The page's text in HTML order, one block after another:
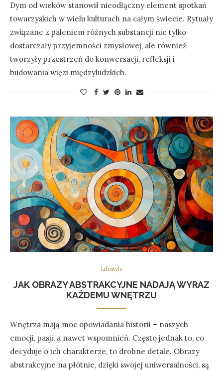
Dym od wieków stanowił nieodłączny element spotkań
towarzyskich w wielu kulturach na całym świecie. Rytuały
związane z paleniem różnych substancji nie tylko
dostarczały przyjemności zmysłowej, ale również
tworzyły przestrzeń do konwersacji, refleksji i
budowania więzi międzyludzkich.
Lifestyle
JAK OBRAZY ABSTRAKCYJNE NADAJĄ WYRAZ
KAŻDEMU WNĘTRZU
Wnętrza mają moc opowiadania historii – naszych
emocji, pasji, a nawet wspomnień. Często jednak to, co
decyduje o ich charakterze, to drobne detale. Obrazy
abstrakcyjne na płótnie, dzięki swojej uniwersalności, są